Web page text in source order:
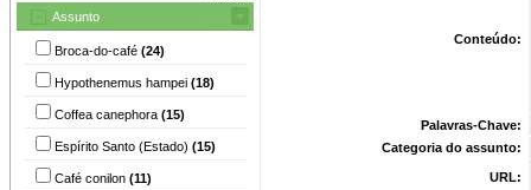
Assunto
Broca-do-café (24)
Hypothenemus hampei (18)
Coffea canephora (15)
Espírito Santo (Estado) (15)
Café conilon (11)
Conteúdo:
Palavras-Chave:
Categoria do assunto:
URL: